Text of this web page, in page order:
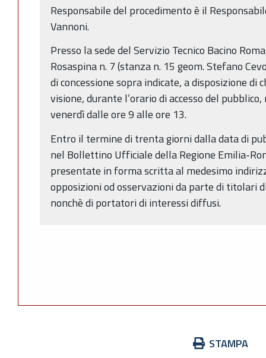
Responsabile del procedimento è il
Vannoni.
Presso la sede del Servizio Tecnico Bacino
Rosaspina n. 7 (stanza n. 15 geom. Stefano
di concessione sopra indicate, a disposizione di
visione, durante l’orario di accesso del
venerdì dalle ore 9 alle ore 13.
Entro il termine di trenta giorni dalla data di
nel Bollettino Ufficiale della Regione Emilia-
presentate in forma scritta al medesimo
opposizioni od osservazioni da parte di titolari
nonchè di portatori di interessi diffusi.
STAMPA